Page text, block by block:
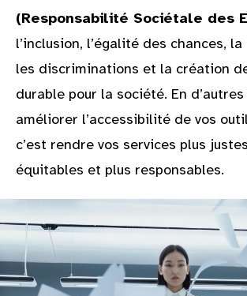
(Responsabilité Sociétale des
l’inclusion, l’égalité des chances,
les discriminations et la création
durable pour la société. En
améliorer l’accessibilité de vos
c’est rendre vos services plus
équitables et plus responsables.